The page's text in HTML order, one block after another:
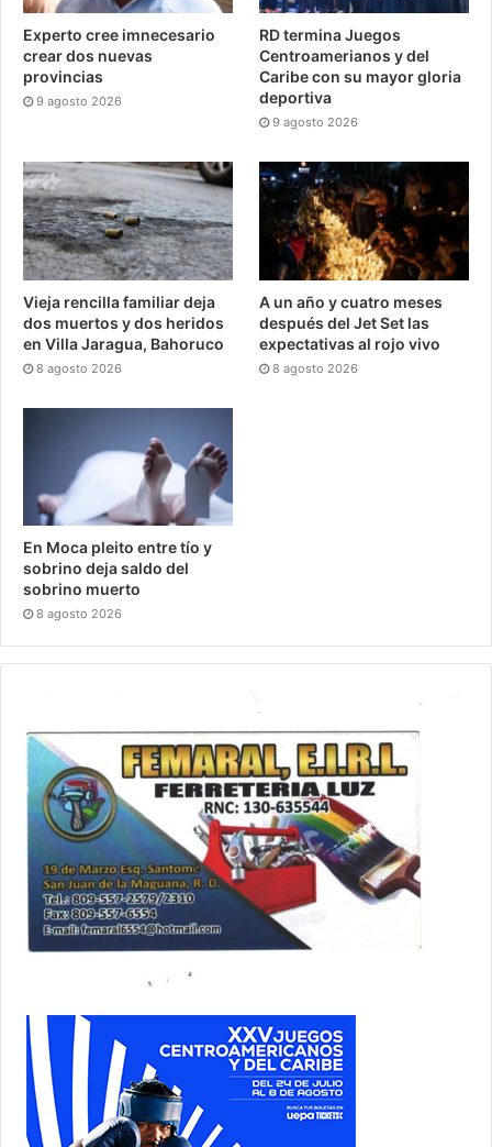
Experto cree imnecesario
crear dos nuevas
provincias
9 agosto 2026
RD termina Juegos
Centroamerianos y del
Caribe con su mayor gloria
deportiva
9 agosto 2026
Vieja rencilla familiar deja
dos muertos y dos heridos
en Villa Jaragua, Bahoruco
8 agosto 2026
A un año y cuatro meses
después del Jet Set las
expectativas al rojo vivo
8 agosto 2026
En Moca pleito entre tío y
sobrino deja saldo del
sobrino muerto
8 agosto 2026